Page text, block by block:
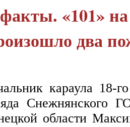
«101»
два
караула 18-
области